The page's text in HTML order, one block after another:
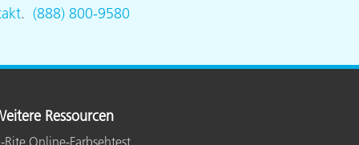
. (888) 800-9580
Ressourcen
Rite Online-Farbsehtest